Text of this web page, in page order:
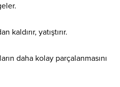
kaldırır, yatıştırır.
daha kolay parçalanmasını